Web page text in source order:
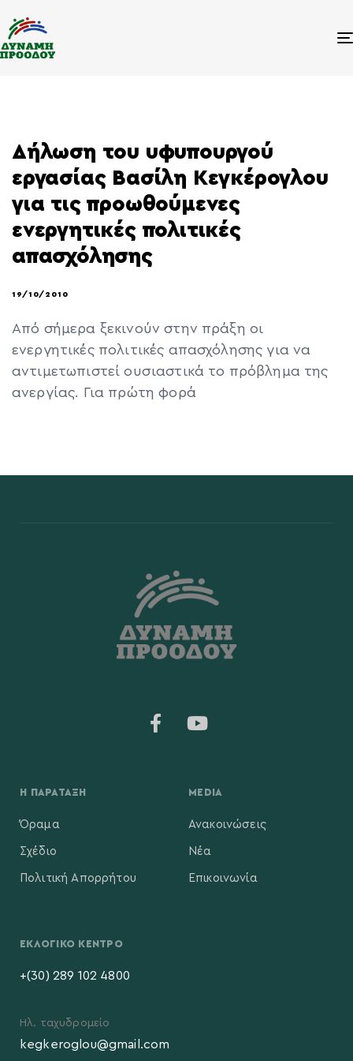
Δήλωση του υφυπουργού
εργασίας Βασίλη Κεγκέρογλου
για τις προωθούμενες
ενεργητικές πολιτικές
απασχόλησης
19/10/2010
Από σήμερα ξεκινούν στην πράξη οι
ενεργητικές πολιτικές απασχόλησης για να
αντιμετωπιστεί ουσιαστικά το πρόβλημα της
ανεργίας. Για πρώτη φορά
Η ΠΑΡΆΤΑΞΗ
Όραμα
Σχέδιο
Πολιτική Απορρήτου
MEDIA
Ανακοινώσεις
Νέα
Επικοινωνία
ΕΚΛΟΓΙΚΌ ΚΈΝΤΡΟ
+(30) 289 102 4800
Ηλ. ταχυδρομείο
kegkeroglou@gmail.com